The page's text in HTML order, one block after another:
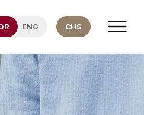
ENG CHS